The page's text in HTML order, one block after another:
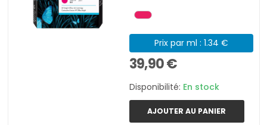
Prix par ml : 1.34 €
39,90 €
Disponibilité: En stock
AJOUTER AU PANIER